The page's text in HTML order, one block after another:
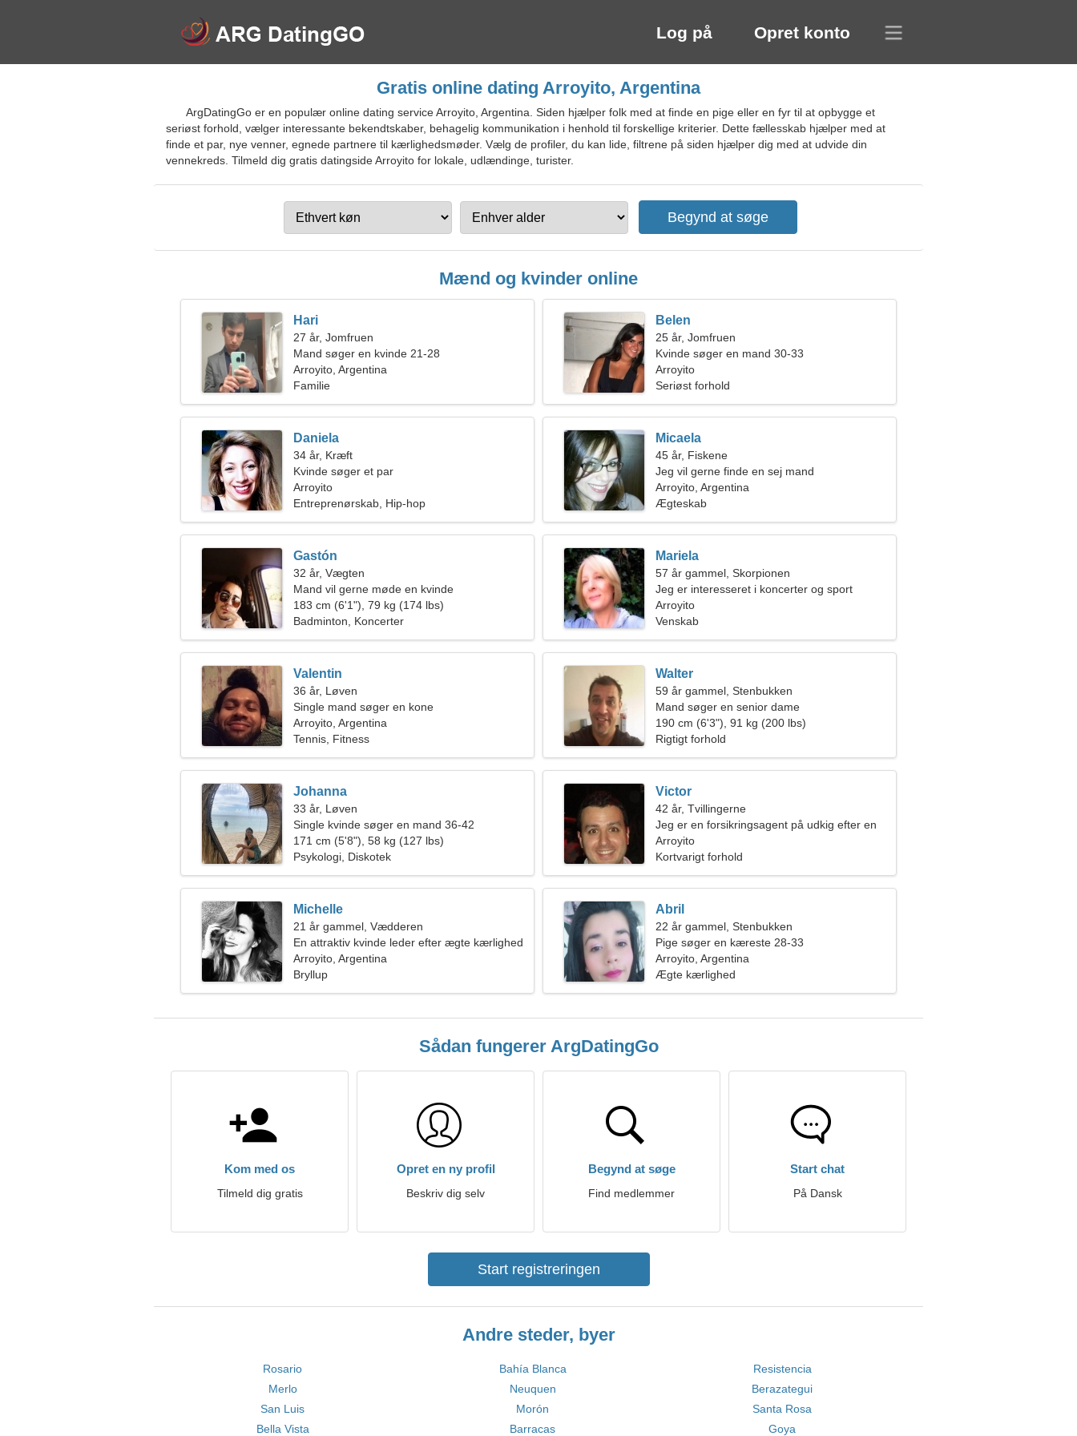
Log på Opret konto
Gratis online dating Arroyito, Argentina
ArgDatingGo er en populær online dating service Arroyito, Argentina. Siden hjælper folk med at finde en pige eller en fyr til at opbygge et
seriøst forhold, vælger interessante bekendtskaber, behagelig kommunikation i henhold til forskellige kriterier. Dette fællesskab hjælper med at
finde et par, nye venner, egnede partnere til kærlighedsmøder. Vælg de profiler, du kan lide, filtrene på siden hjælper dig med at udvide din
vennekreds. Tilmeld dig gratis datingside Arroyito for lokale, udlændinge, turister.
Mænd og kvinder online
Hari
27 år, Jomfruen
Mand søger en kvinde 21-28
Arroyito, Argentina
Familie
Belen
25 år, Jomfruen
Kvinde søger en mand 30-33
Arroyito
Seriøst forhold
Daniela
34 år, Kræft
Kvinde søger et par
Arroyito
Entreprenørskab, Hip-hop
Micaela
45 år, Fiskene
Jeg vil gerne finde en sej mand
Arroyito, Argentina
Ægteskab
Gastón
32 år, Vægten
Mand vil gerne møde en kvinde
183 cm (6'1"), 79 kg (174 lbs)
Badminton, Koncerter
Mariela
57 år gammel, Skorpionen
Jeg er interesseret i koncerter og sport
Arroyito
Venskab
Valentin
36 år, Løven
Single mand søger en kone
Arroyito, Argentina
Tennis, Fitness
Walter
59 år gammel, Stenbukken
Mand søger en senior dame
190 cm (6'3"), 91 kg (200 lbs)
Rigtigt forhold
Johanna
33 år, Løven
Single kvinde søger en mand 36-42
171 cm (5'8"), 58 kg (127 lbs)
Psykologi, Diskotek
Victor
42 år, Tvillingerne
Jeg er en forsikringsagent på udkig efter en
kærlig kvinde
Arroyito
Kortvarigt forhold
Michelle
21 år gammel, Vædderen
En attraktiv kvinde leder efter ægte kærlighed
Arroyito, Argentina
Bryllup
Abril
22 år gammel, Stenbukken
Pige søger en kæreste 28-33
Arroyito, Argentina
Ægte kærlighed
Sådan fungerer ArgDatingGo
Kom med os
Tilmeld dig gratis
Opret en ny profil
Beskriv dig selv
Begynd at søge
Find medlemmer
Start chat
På Dansk
Start registreringen
Andre steder, byer
Rosario Bahía Blanca
Resistencia
Merlo
Neuquen
Berazategui
San Luis
Morón
Santa Rosa
Bella Vista
Barracas Goya